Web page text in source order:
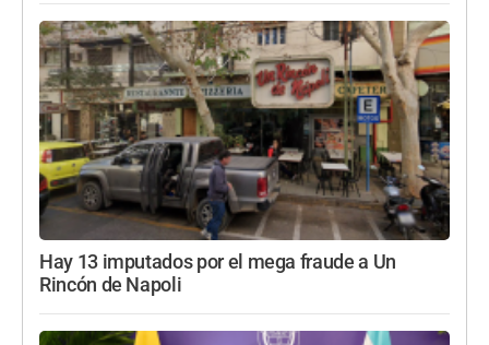
Hay 13 imputados por el mega fraude a Un
Rincón de Napoli